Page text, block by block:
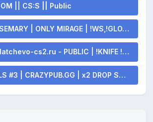
|| CS:S || Public
| ONLY MIRAGE | !WS,!GLOVES,!KNIFE 🐲
cs2.ru - PUBLIC | !KNIFE !SKINS
#3 | CRAZYPUB.GG | x2 DROP SKINS